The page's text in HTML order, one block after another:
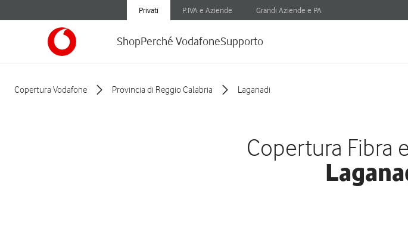
Privati P.IVA e Aziende Grandi Aziende e PA
ShopPerché VodafoneSupporto
Copertura Vodafone Provincia di Reggio Calabria Laganadi
Copertura Fibra